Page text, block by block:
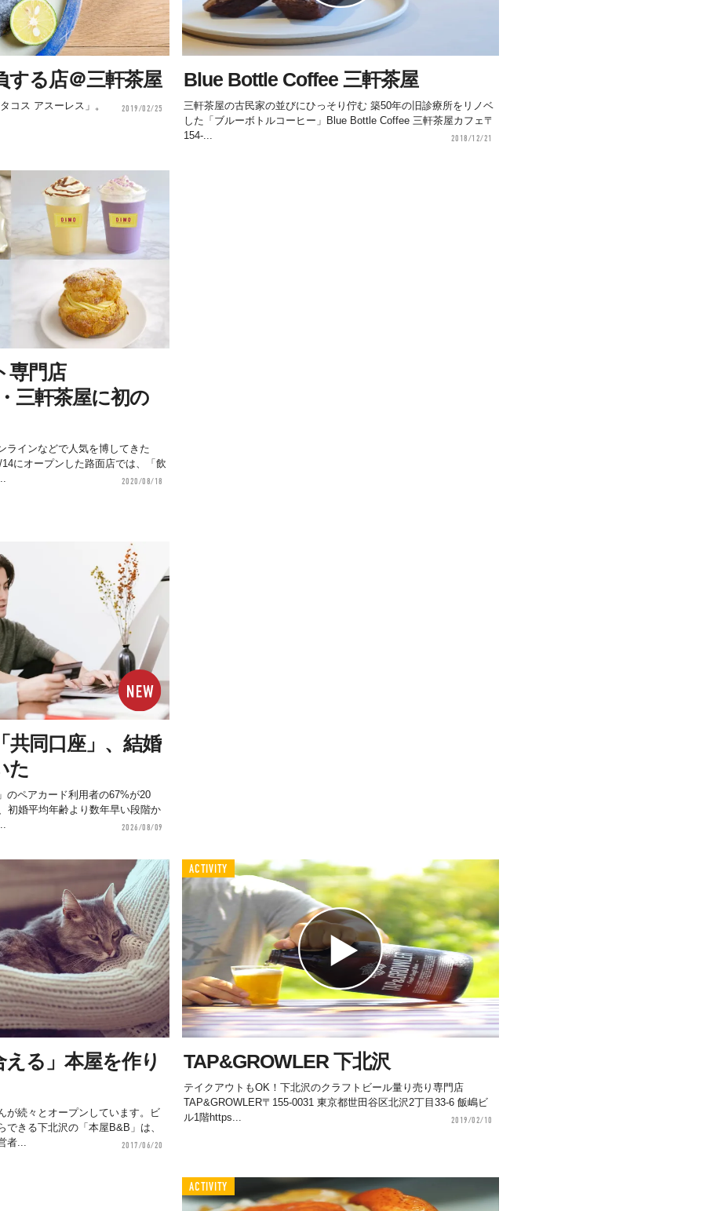
する店＠三軒茶屋
コス アスーレス」。 2019/02/25
Blue Bottle Coffee 三軒茶屋
三軒茶屋の古民家の並びにひっそり佇む 築50年の旧診療所をリノベ
した「ブルーボトルコーヒー」Blue Bottle Coffee 三軒茶屋カフェ〒
154-...
2018/12/21
専門店
三軒茶屋に初の
ラインなどで人気を博してきた
にオープンした路面店では、「飲
2020/08/18
共同口座」、結婚
た
のペアカード利用者の67%が20
初婚平均年齢より数年早い段階か
2026/08/09
る」本屋を作り
が続々とオープンしています。ビ
きる下北沢の「本屋B&B」は、
者...
2017/06/20
ACTIVITY
TAP&GROWLER 下北沢
テイクアウトもOK！下北沢のクラフトビール量り売り専門店
TAP&GROWLER〒155-0031 東京都世田谷区北沢2丁目33-6 飯嶋ビ
ル1階https...
2019/02/10
ACTIVITY